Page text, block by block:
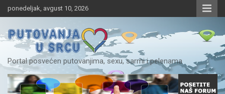
k
p
c
ponedeljak, avgust 10, 2026
Portal posvećen putovanjima, sexu, sarmi i pelenama